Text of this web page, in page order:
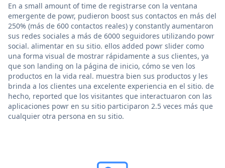
En a small amount of time de registrarse con la ventana
emergente de powr, pudieron boost sus contactos en más del
250% (más de 600 contactos reales) y constantly aumentaron
sus redes sociales a más de 6000 seguidores utilizando powr
social. alimentar en su sitio. ellos added powr slider como
una forma visual de mostrar rápidamente a sus clientes, ya
que son landing on la página de inicio, cómo se ven los
productos en la vida real. muestra bien sus productos y les
brinda a los clientes una excelente experiencia en el sitio. de
hecho, reported que los visitantes que interactuaron con las
aplicaciones powr en su sitio participaron 2.5 veces más que
cualquier otra persona en su sitio.